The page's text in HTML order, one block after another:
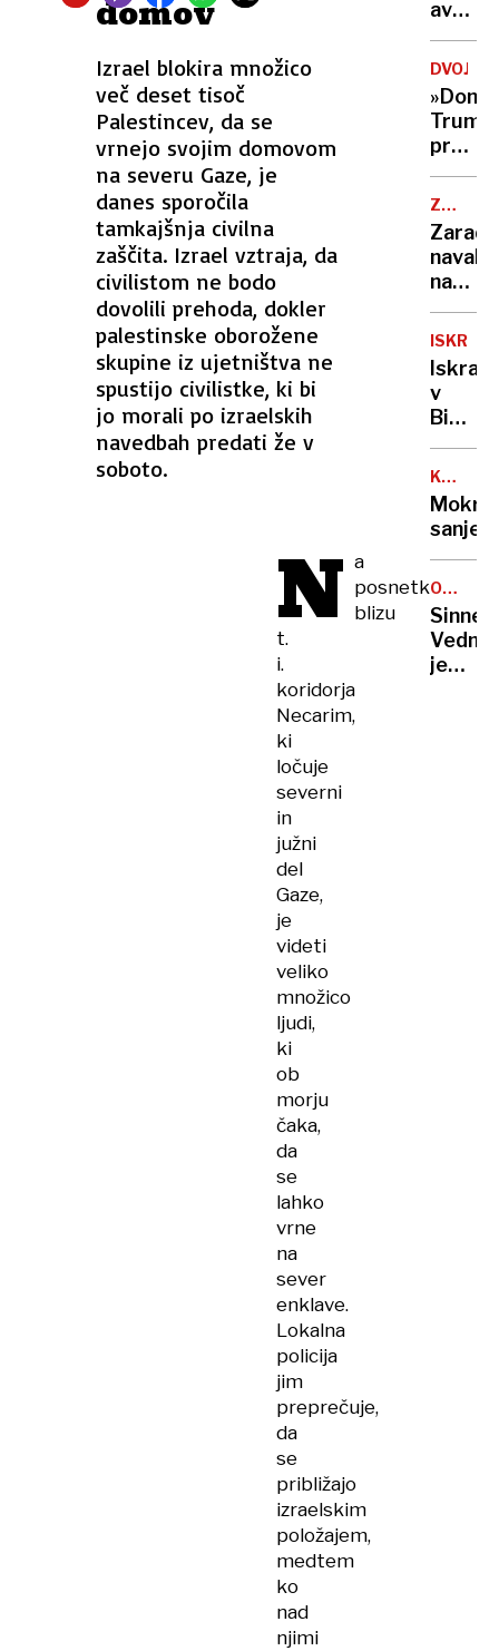
domov
Izrael blokira množico
več deset tisoč
Palestincev, da se
vrnejo svojim domovom
na severu Gaze, je
danes sporočila
tamkajšnja civilna
zaščita. Izrael vztraja, da
civilistom ne bodo
dovolili prehoda, dokler
palestinske oborožene
skupine iz ujetništva ne
spustijo civilistke, ki bi
jo morali po izraelskih
navedbah predati že v
soboto.
N a
posnetkih
blizu
t.
i.
koridorja
Necarim,
ki
ločuje
severni
in
južni
del
Gaze,
je
videti
veliko
množico
ljudi,
ki
ob
morju
čaka,
da
se
lahko
vrne
na
sever
enklave.
Lokalna
policija
jim
preprečuje,
da
se
približajo
izraelskim
položajem,
medtem
ko
nad
njimi
prav
stari
pa
ne
DVOJNIK
puding
v
ZD
Zaradi
navala
na
bolniki
plačati
pomoč
ISKRA
Iskra
v
BiH
z
novo
v
Srbiji
z
novim
KAJA
Mokre
sanje
OP
Sinner:
Vedno
je